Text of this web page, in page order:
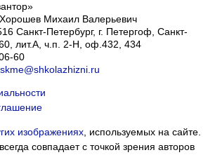
Михаил Валерьевич
Санкт-Петербург, г. Петергоф Санкт-
лит.А, ч.п. 2-Н, оф.432, 434
60
изображениях, используемых на сайте.
совпадает с точкой зрения авторов